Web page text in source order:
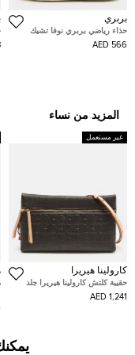
بربري
حذاء رياضي بربري نوفا تشيك
كانفاس بيج برباط مقاس 37
566 AED
المزيد من نساء
غير مستعمل
كارولينا هيريرا
حقيبة كلتش كارولينا هيريرا جلد
مونوغرام سوداء إنرو
1,241 AED